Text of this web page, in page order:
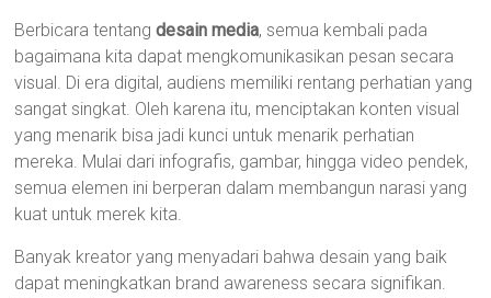
Berbicara tentangdesain media, semua kembali pada
bagaimana kita dapat mengkomunikasikan pesan secara
visual. Di era digital, audiens memiliki rentang perhatian yang
sangat singkat. Oleh karena itu, menciptakan konten visual
yang menarik bisa jadi kunci untuk menarik perhatian
mereka. Mulai dari infografis, gambar, hingga video pendek,
semua elemen ini berperan dalam membangun narasi yang
kuat untuk merek kita.
Banyak kreator yang menyadari bahwa desain yang baik
dapat meningkatkan brand awareness secara signifikan.